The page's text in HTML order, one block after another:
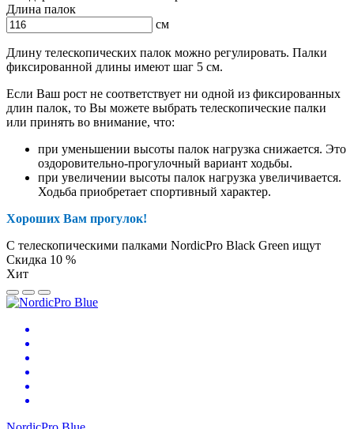
Длина палок
см
Длину телескопических палок можно регулировать. Палки
фиксированной длины имеют шаг 5 см.
Если Ваш рост не соответствует ни одной из фиксированных
длин палок, то Вы можете выбрать телескопические палки
или принять во внимание, что:
при уменьшении высоты палок нагрузка снижается. Это
оздоровительно-прогулочный вариант ходьбы.
при увеличении высоты палок нагрузка увеличивается.
Ходьба приобретает спортивный характер.
Хороших Вам прогулок!
С телескопическими палками NordicPro Black Green ищут
Скидка 10 %
Хит